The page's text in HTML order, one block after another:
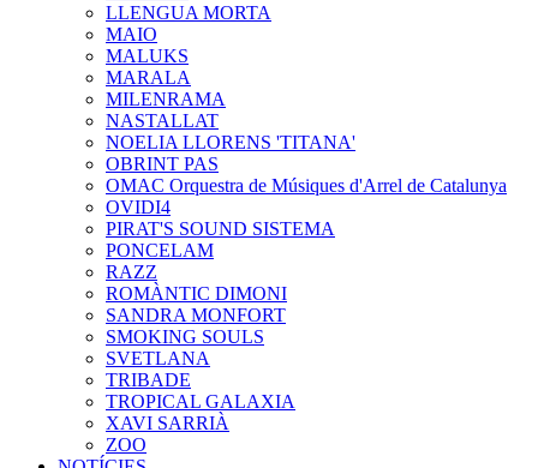
LLENGUA MORTA
MAIO
MALUKS
MARALA
MILENRAMA
NASTALLAT
NOELIA LLORENS 'TITANA'
OBRINT PAS
OMAC Orquestra de Músiques d'Arrel de Catalunya
OVIDI4
PIRAT'S SOUND SISTEMA
PONCELAM
RAZZ
ROMÀNTIC DIMONI
SANDRA MONFORT
SMOKING SOULS
SVETLANA
TRIBADE
TROPICAL GALAXIA
XAVI SARRIÀ
ZOO